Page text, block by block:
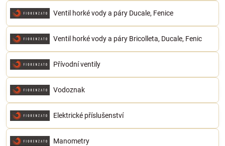
Ventil horké vody a páry Ducale, Fenice
Ventil horké vody a páry Bricolleta, Ducale, Fenic
Přívodní ventily
Vodoznak
Elektrické příslušenství
Manometry